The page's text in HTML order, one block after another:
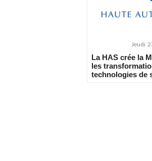
Jeudi
La HAS crée la
les
technologies de